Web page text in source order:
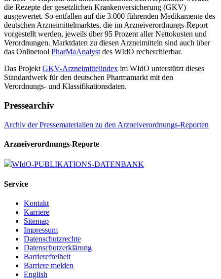
die Rezepte der gesetzlichen Krankenversicherung (GKV)
ausgewertet. So entfallen auf die 3.000 führenden Medikamente des
deutschen Arzneimittelmarktes, die im Arzneiverordnungs-Report
vorgestellt werden, jeweils über 95 Prozent aller Nettokosten und
Verordnungen. Marktdaten zu diesen Arzneimitteln sind auch über
das Onlinetool PharMaAnalyst des WIdO recherchierbar.
Das Projekt GKV-Arzneimittelindex im WIdO unterstützt dieses
Standardwerk für den deutschen Pharmamarkt mit den
Verordnungs- und Klassifikationsdaten.
Pressearchiv
Archiv der Pressematerialien zu den Arzneiverordnungs-Reporten
Arzneiverordnungs-Reporte
WIdO-PUBLIKATIONS-DATENBANK
Service
Kontakt
Karriere
Sitemap
Impressum
Datenschutzrechte
Datenschutzerklärung
Barrierefreiheit
Barriere melden
English